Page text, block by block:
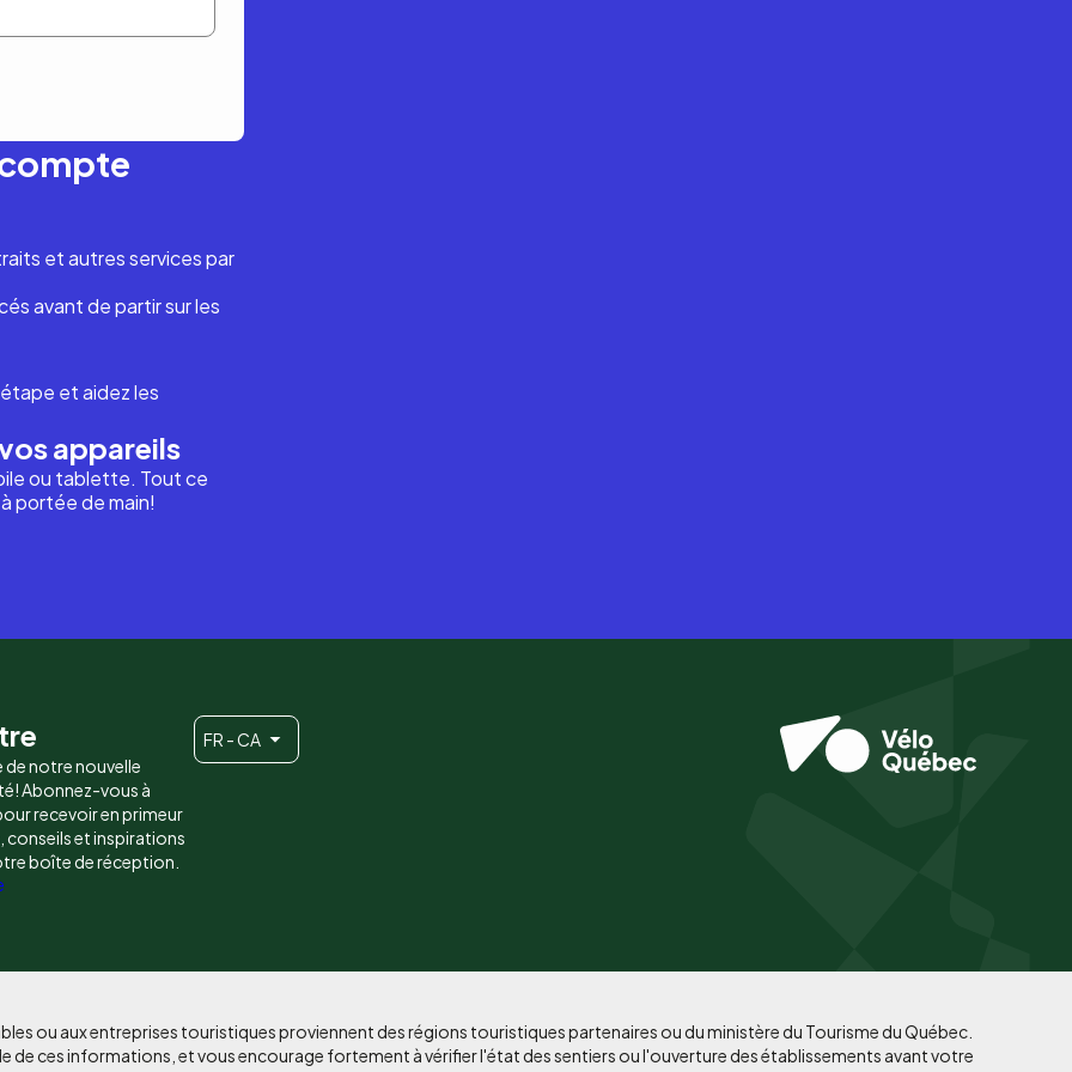
et autres services par
avant de partir sur les
et aidez les
appareils
ou tablette. Tout ce
portée de main!
de notre nouvelle
Abonnez-vous à
recevoir en primeur
conseils et inspirations
boîte de réception.
FR - CA
ou aux entreprises touristiques proviennent des régions touristiques partenaires ou du ministère du Tourisme du Québec.
de ces informations, et vous encourage fortement à vérifier l'état des sentiers ou l'ouverture des établissements avant votre